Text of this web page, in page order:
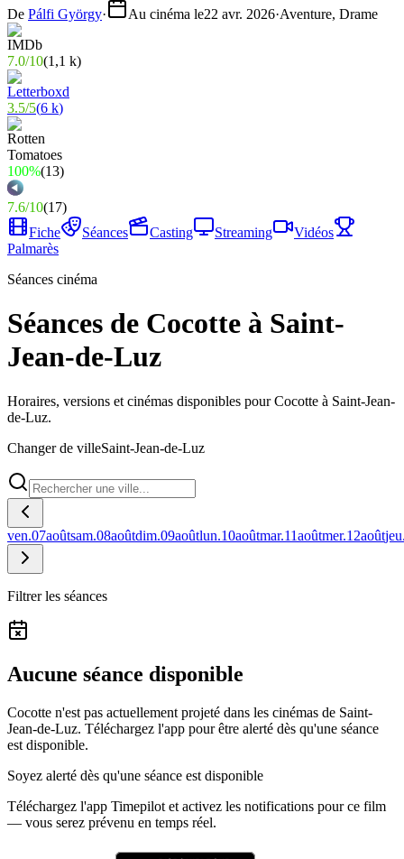
De Pálfi György· Au cinéma le22 avr. 2026·Aventure, Drame
7.0/10(1,1 k)
3.5/5(6 k)
100%(13)
7.6/10(17)
Fiche
Séances Casting Streaming
Vidéos
Palmarès
Séances cinéma
Séances de Cocotte à Saint-
Jean-de-Luz
Horaires, versions et cinémas disponibles pour Cocotte à Saint-Jean-
de-Luz.
Changer de villeSaint-Jean-de-Luz
ven.07aoûtsam.08aoûtdim.09aoûtlun.10aoûtmar.11aoûtmer.12août
Filtrer les séances
Aucune séance disponible
Cocotte n'est pas actuellement projeté dans les cinémas de Saint-
Jean-de-Luz. Téléchargez l'app pour être alerté dès qu'une séance
est disponible.
Soyez alerté dès qu'une séance est disponible
Téléchargez l'app Timepilot et activez les notifications pour ce film
— vous serez prévenu en temps réel.